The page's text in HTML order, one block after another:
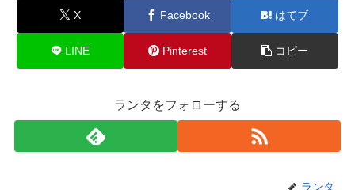
X Facebook はてブ
LINE Pinterest コピー
ランタをフォローする
ランタ